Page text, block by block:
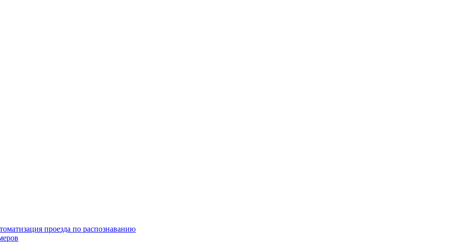
проезда по распознаванию